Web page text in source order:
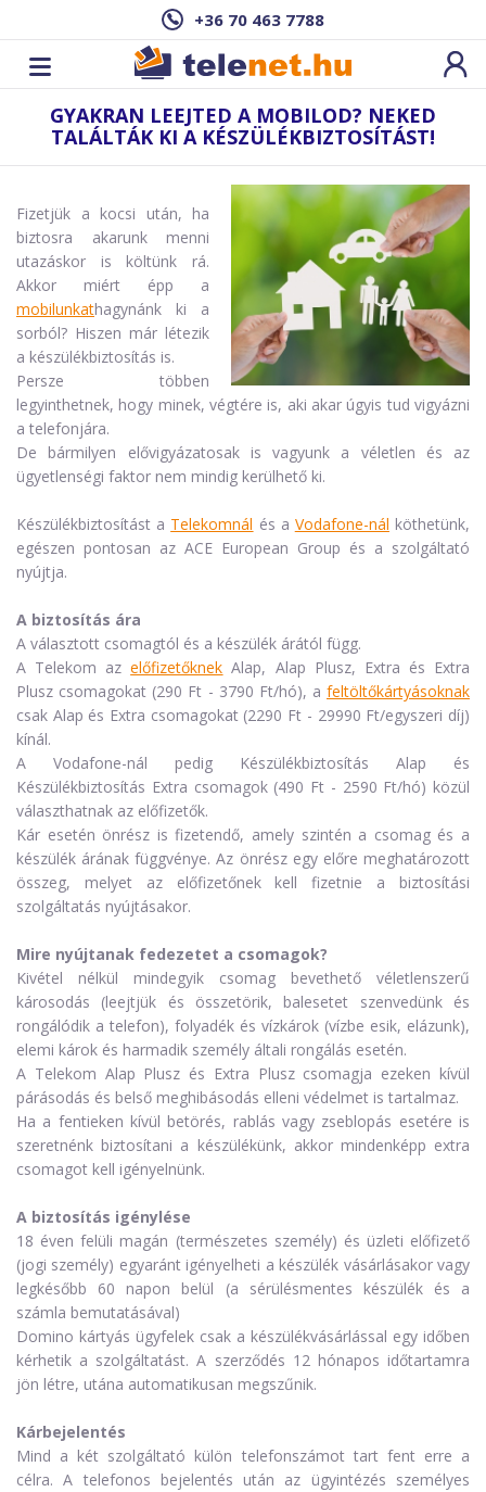
+36 70 463 7788
GYAKRAN LEEJTED A MOBILOD? NEKED
TALÁLTÁK KI A KÉSZÜLÉKBIZTOSÍTÁST!
Fizetjük a kocsi után, ha
biztosra akarunk menni
utazáskor is költünk rá.
Akkor miért épp a
mobilunkathagynánk ki a
sorból? Hiszen már létezik
a készülékbiztosítás is.
Persze többen
legyinthetnek, hogy minek, végtére is, aki akar úgyis tud vigyázni
a telefonjára.
De bármilyen elővigyázatosak is vagyunk a véletlen és az
ügyetlenségi faktor nem mindig kerülhető ki.
Készülékbiztosítást a Telekomnál és a Vodafone-nál köthetünk,
egészen pontosan az ACE European Group és a szolgáltató
nyújtja.
A biztosítás ára
A választott csomagtól és a készülék árától függ.
A Telekom azelőfizetőknek Alap, Alap Plusz, Extra és Extra
Plusz csomagokat (290 Ft - 3790 Ft/hó), a feltöltőkártyásoknak
csak Alap és Extra csomagokat (2290 Ft - 29990 Ft/egyszeri díj)
kínál.
A Vodafone-nál pedig Készülékbiztosítás Alap és
Készülékbiztosítás Extra csomagok (490 Ft - 2590 Ft/hó) közül
választhatnak az előfizetők.
Kár esetén önrész is fizetendő, amely szintén a csomag és a
készülék árának függvénye. Az önrész egy előre meghatározott
összeg, melyet az előfizetőnek kell fizetnie a biztosítási
szolgáltatás nyújtásakor.
Mire nyújtanak fedezetet a csomagok?
Kivétel nélkül mindegyik csomag bevethető véletlenszerű
károsodás (leejtjük és összetörik, balesetet szenvedünk és
rongálódik a telefon), folyadék és vízkárok (vízbe esik, elázunk),
elemi károk és harmadik személy általi rongálás esetén.
A Telekom Alap Plusz és Extra Plusz csomagja ezeken kívül
párásodás és belső meghibásodás elleni védelmet is tartalmaz.
Ha a fentieken kívül betörés, rablás vagy zseblopás esetére is
szeretnénk biztosítani a készülékünk, akkor mindenképp extra
csomagot kell igényelnünk.
A biztosítás igénylése
18 éven felüli magán (természetes személy) és üzleti előfizető
(jogi személy) egyaránt igényelheti a készülék vásárlásakor vagy
legkésőbb 60 napon belül (a sérülésmentes készülék és a
számla bemutatásával)
Domino kártyás ügyfelek csak a készülékvásárlással egy időben
kérhetik a szolgáltatást. A szerződés 12 hónapos időtartamra
jön létre, utána automatikusan megszűnik.
Kárbejelentés
Mind a két szolgáltató külön telefonszámot tart fent erre a
célra. A telefonos bejelentés után az ügyintézés személyes